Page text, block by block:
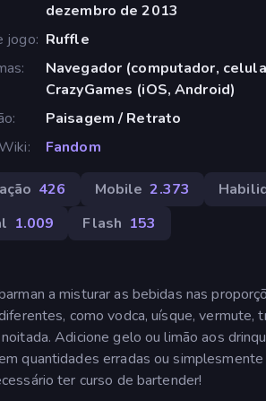
dezembro de 2013
jogo Ruffle
Navegador (computador,
CrazyGames (iOS, Android)
Paisagem / Retrato
Fandom
426 Mobile 2.373
1.009 Flash 153
a misturar as bebidas nas
como vodca, uísque,
Adicione gelo ou limão aos
quantidades erradas ou
ter curso de bartender!